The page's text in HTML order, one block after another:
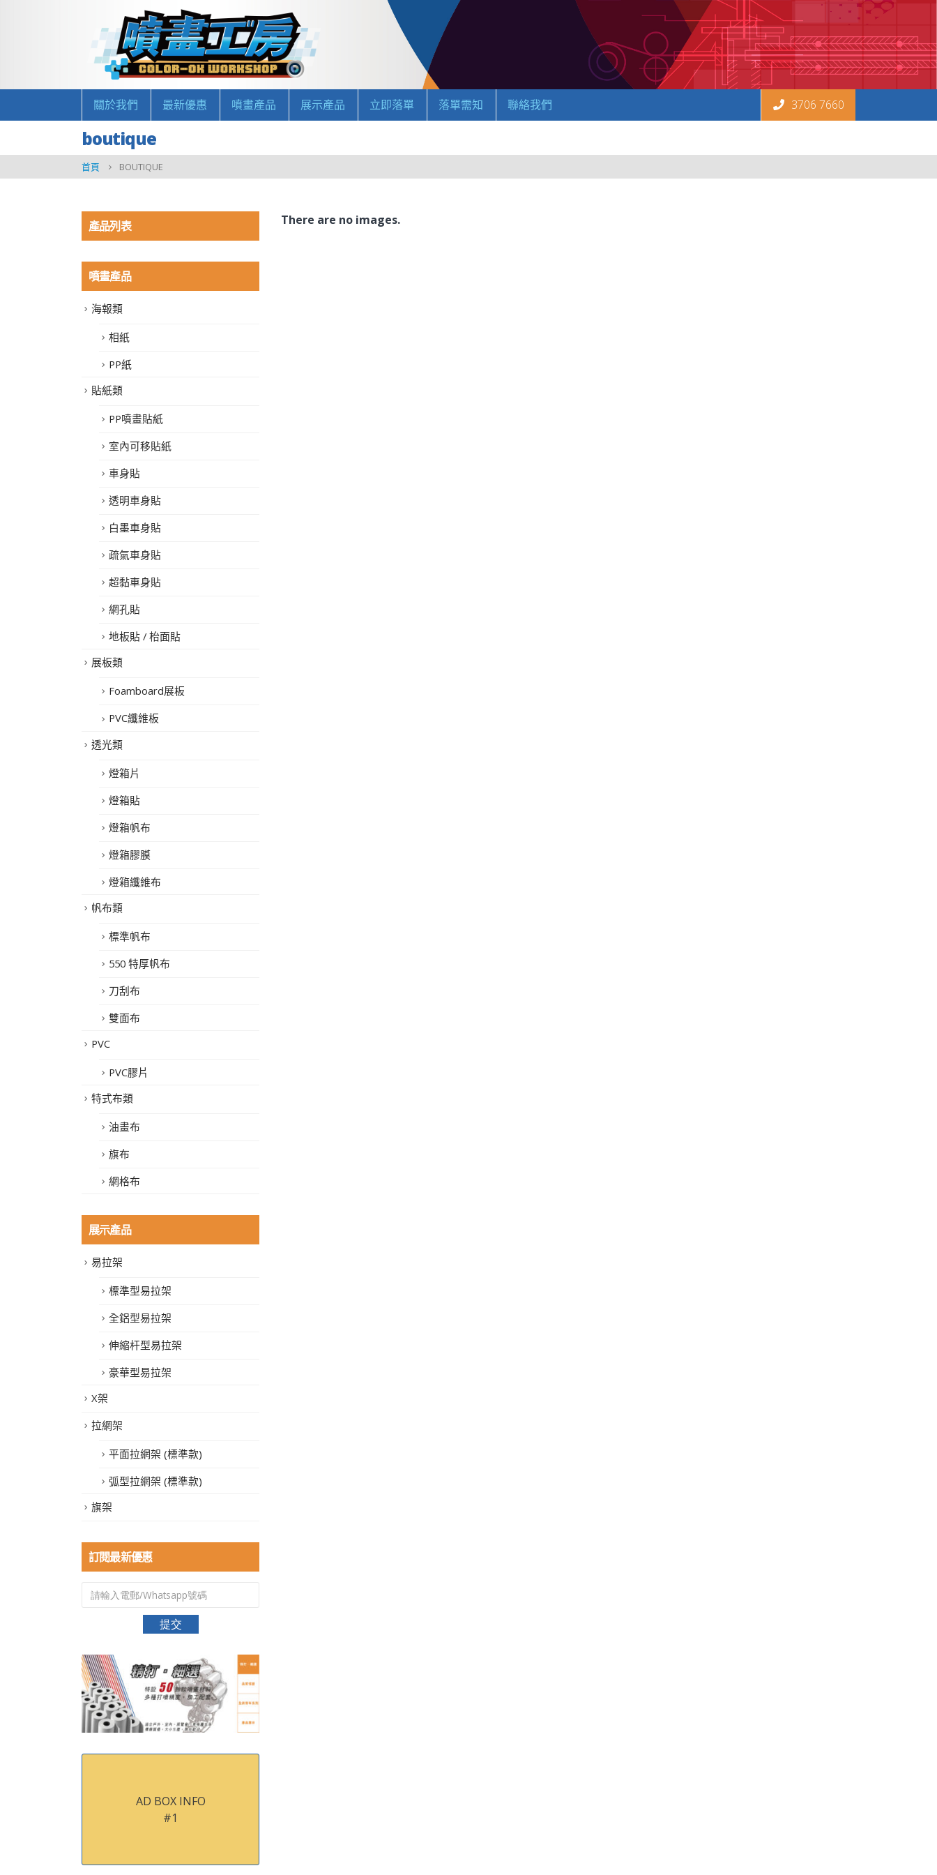
關於我們 最新優惠 噴畫產品 展示產品 立即落單 落單需知 聯絡我們 3706 7660
boutique
首頁 BOUTIQUE
There are no images.
產品列表
噴畫產品
海報類
相紙
PP紙
貼紙類
PP噴畫貼紙
室內可移貼紙
車身貼
透明車身貼
白墨車身貼
疏氣車身貼
超黏車身貼
網孔貼
地板貼 / 枱面貼
展板類
Foamboard展板
PVC纖維板
透光類
燈箱片
燈箱貼
燈箱帆布
燈箱膠膜
燈箱纖維布
帆布類
標準帆布
550 特厚帆布
刀刮布
雙面布
PVC
PVC膠片
特式布類
油畫布
旗布
網格布
展示產品
易拉架
標準型易拉架
全鋁型易拉架
伸縮杆型易拉架
豪華型易拉架
X架
拉網架
平面拉網架 (標準款)
弧型拉網架 (標準款)
旗架
訂閱最新優惠
AD BOX INFO
#1